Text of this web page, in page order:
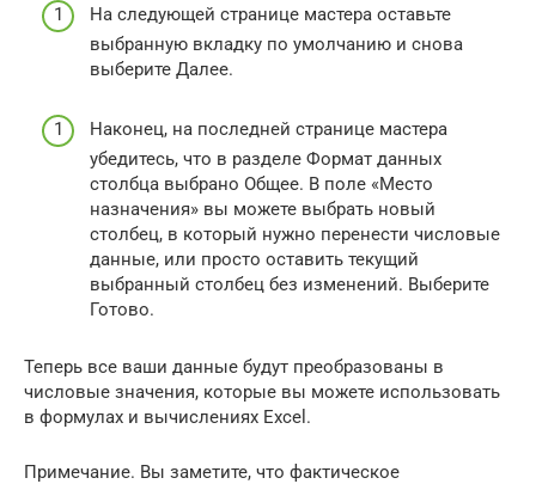
На следующей странице мастера оставьте
выбранную вкладку по умолчанию и снова
выберите Далее.
Наконец, на последней странице мастера
убедитесь, что в разделе Формат данных
столбца выбрано Общее. В поле «Место
назначения» вы можете выбрать новый
столбец, в который нужно перенести числовые
данные, или просто оставить текущий
выбранный столбец без изменений. Выберите
Готово.
Теперь все ваши данные будут преобразованы в
числовые значения, которые вы можете использовать
в формулах и вычислениях Excel.
Примечание. Вы заметите, что фактическое